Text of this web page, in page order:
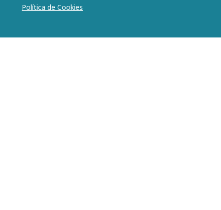
Política de Cookies